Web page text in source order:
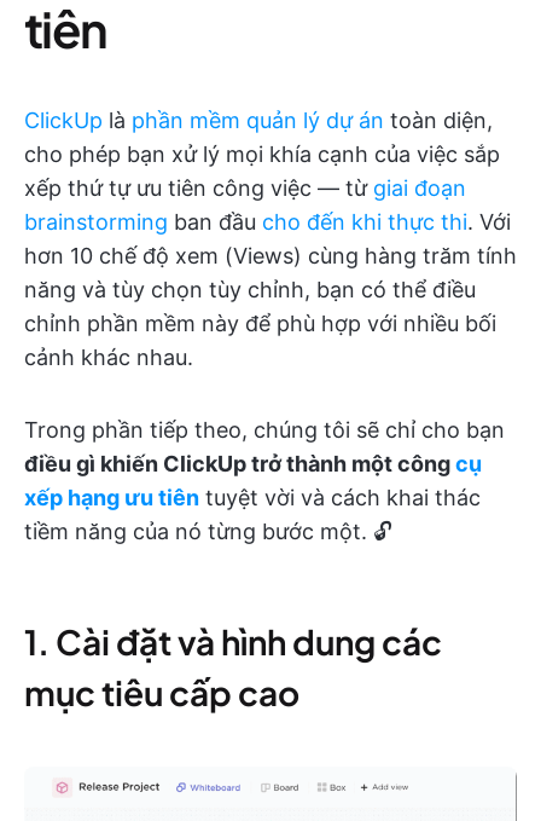
tiên
ClickUp là phần mềm quản lý dự án toàn diện,
cho phép bạn xử lý mọi khía cạnh của việc sắp
xếp thứ tự ưu tiên công việc — từ giai đoạn
brainstorming ban đầu cho đến khi thực thi. Với
hơn 10 chế độ xem (Views) cùng hàng trăm tính
năng và tùy chọn tùy chỉnh, bạn có thể điều
chỉnh phần mềm này để phù hợp với nhiều bối
cảnh khác nhau.
Trong phần tiếp theo, chúng tôi sẽ chỉ cho bạn
điều gì khiến ClickUp trở thành một côngcụ
xếp hạng ưu tiên tuyệt vời và cách khai thác
tiềm năng của nó từng bước một. 🔓
1. Cài đặt và hình dung các
mục tiêu cấp cao